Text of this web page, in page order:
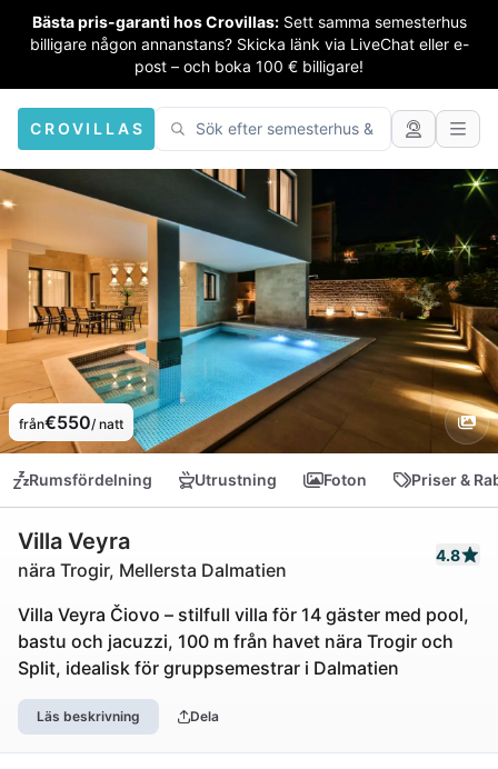
Bästa pris-garanti hos Crovillas: Sett samma semesterhus
billigare någon annanstans? Skicka länk via LiveChat eller e-
post – och boka 100 € billigare!
CROVILLAS
från€550/ natt
Rumsfördelning Utrustning Foton Priser &
Villa Veyra
nära Trogir, Mellersta Dalmatien
4.8
Villa Veyra Čiovo – stilfull villa för 14 gäster med pool,
bastu och jacuzzi, 100 m från havet nära Trogir och
Split, idealisk för gruppsemestrar i Dalmatien
Läs beskrivning Dela